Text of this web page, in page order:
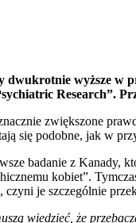
wyższe
Research”.
zwiększone
się podobne, jak w
badanie z Kanady,
kobiet”.
je szczególnie
wiedzieć, że